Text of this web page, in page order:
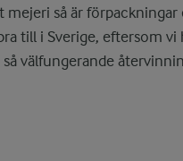
så är
till i Sverige, eftersom vi
välfungerande